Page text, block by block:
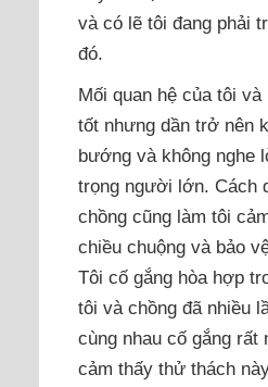
và có lẽ tôi đang phải
đó.
Mối quan hệ của tôi và
tốt nhưng dần trở nên
bướng và không nghe
trọng người lớn. Cách
chồng cũng làm tôi
chiều chuộng và bảo
Tôi cố gắng hòa hợp
tôi và chồng đã nhiều
cùng nhau cố gắng rất
cảm thấy thử thách